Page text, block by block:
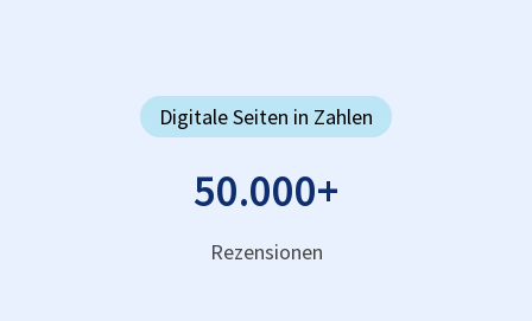
Digitale Seiten in Zahlen
50.000+
Rezensionen